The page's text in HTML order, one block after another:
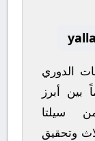
الدوري
بين أبرز
من سيلتا
وتحقيق